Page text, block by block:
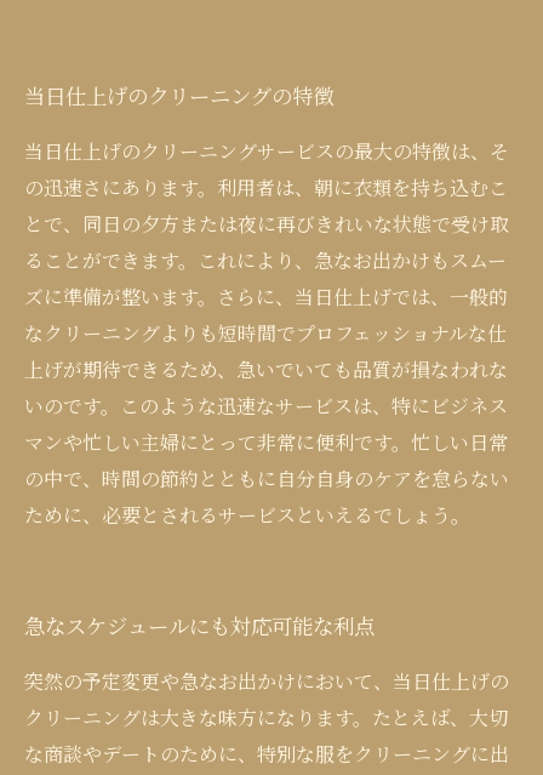
当日仕上げのクリーニングの特徴
当日仕上げのクリーニングサービスの最大の特徴は、そ
の迅速さにあります。利用者は、朝に衣類を持ち込むこ
とで、同日の夕方または夜に再びきれいな状態で受け取
ることができます。これにより、急なお出かけもスムー
ズに準備が整います。さらに、当日仕上げでは、一般的
なクリーニングよりも短時間でプロフェッショナルな仕
上げが期待できるため、急いでいても品質が損なわれな
いのです。このような迅速なサービスは、特にビジネス
マンや忙しい主婦にとって非常に便利です。忙しい日常
の中で、時間の節約とともに自分自身のケアを怠らない
ために、必要とされるサービスといえるでしょう。
急なスケジュールにも対応可能な利点
突然の予定変更や急なお出かけにおいて、当日仕上げの
クリーニングは大きな味方になります。たとえば、大切
な商談やデートのために、特別な服をクリーニングに出